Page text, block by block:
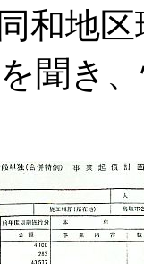
和地
聞き